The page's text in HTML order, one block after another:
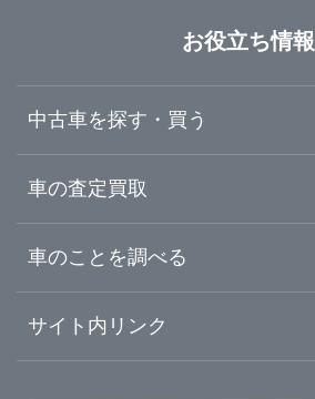
福島
栃木
福井
山梨
和歌山
広島
山口
熊本
お役立ち情報
中古車を探す・買う
中古車情報・中古車検索
初めての中古車購入ガイド
車の査定買取
車査定・車買取ならガリバー
ガリバーの査定が選ばれる理由
車のことを調べる
車初心者まとめ
サイト内リンク